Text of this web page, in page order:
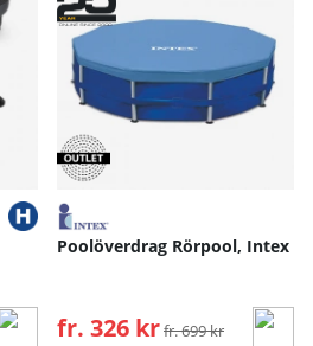
Poolöverdrag Rörpool, Intex
fr. 326 kr Ordinarie pris:
fr. 699 kr